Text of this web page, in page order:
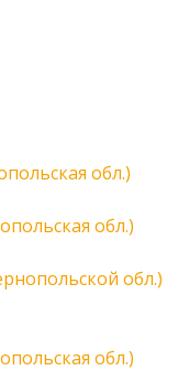
обл.)
обл.)
обл.)
обл.)